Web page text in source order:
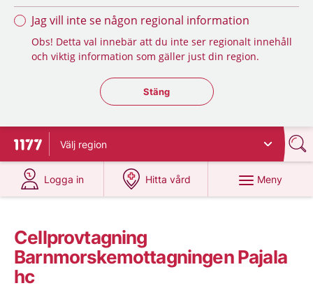
Jag vill inte se någon regional information
Obs! Detta val innebär att du inte ser regionalt innehåll
och viktig information som gäller just din region.
Stäng regionsväljaren
Stäng
Till startsidan för 1177
Välj region
Logga in
på 1177.se
Hitta vård
på 1177.se
Meny
Cellprovtagning
Barnmorskemottagningen Pajala
hc